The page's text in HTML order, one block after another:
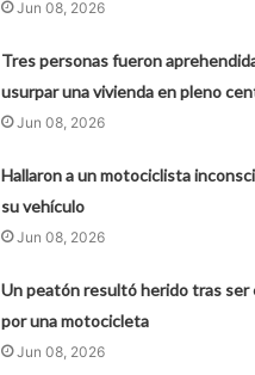
Jun 08, 2026
Tres personas fueron
usurpar una vivienda en pleno
Jun 08, 2026
Hallaron a un motociclista
su vehículo
Jun 08, 2026
Un peatón resultó herido tras ser
por una motocicleta
Jun 08, 2026